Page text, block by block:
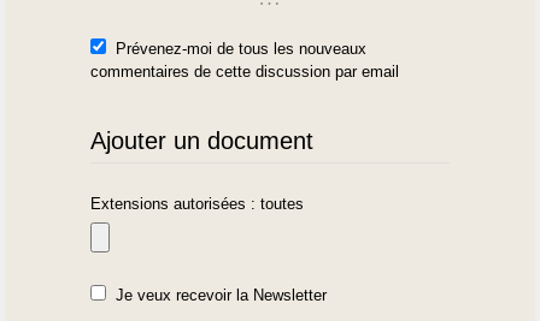
Prévenez-moi de tous les nouveaux
commentaires de cette discussion par email
Ajouter un document
Extensions autorisées : toutes
Je veux recevoir la Newsletter